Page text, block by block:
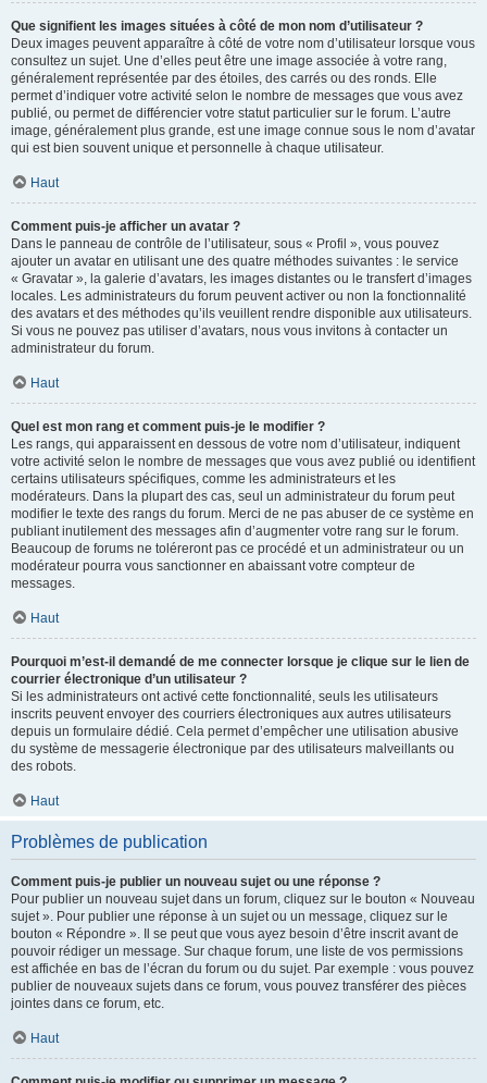
Que signifient les images situées à côté de mon nom d’utilisateur ?
Deux images peuvent apparaître à côté de votre nom d’utilisateur lorsque vous
consultez un sujet. Une d’elles peut être une image associée à votre rang,
généralement représentée par des étoiles, des carrés ou des ronds. Elle
permet d’indiquer votre activité selon le nombre de messages que vous avez
publié, ou permet de différencier votre statut particulier sur le forum. L’autre
image, généralement plus grande, est une image connue sous le nom d’avatar
qui est bien souvent unique et personnelle à chaque utilisateur.
Haut
Comment puis-je afficher un avatar ?
Dans le panneau de contrôle de l’utilisateur, sous « Profil », vous pouvez
ajouter un avatar en utilisant une des quatre méthodes suivantes : le service
« Gravatar », la galerie d’avatars, les images distantes ou le transfert d’images
locales. Les administrateurs du forum peuvent activer ou non la fonctionnalité
des avatars et des méthodes qu’ils veuillent rendre disponible aux utilisateurs.
Si vous ne pouvez pas utiliser d’avatars, nous vous invitons à contacter un
administrateur du forum.
Haut
Quel est mon rang et comment puis-je le modifier ?
Les rangs, qui apparaissent en dessous de votre nom d’utilisateur, indiquent
votre activité selon le nombre de messages que vous avez publié ou identifient
certains utilisateurs spécifiques, comme les administrateurs et les
modérateurs. Dans la plupart des cas, seul un administrateur du forum peut
modifier le texte des rangs du forum. Merci de ne pas abuser de ce système en
publiant inutilement des messages afin d’augmenter votre rang sur le forum.
Beaucoup de forums ne toléreront pas ce procédé et un administrateur ou un
modérateur pourra vous sanctionner en abaissant votre compteur de
messages.
Haut
Pourquoi m’est-il demandé de me connecter lorsque je clique sur le lien de
courrier électronique d’un utilisateur ?
Si les administrateurs ont activé cette fonctionnalité, seuls les utilisateurs
inscrits peuvent envoyer des courriers électroniques aux autres utilisateurs
depuis un formulaire dédié. Cela permet d’empêcher une utilisation abusive
du système de messagerie électronique par des utilisateurs malveillants ou
des robots.
Haut
Problèmes de publication
Comment puis-je publier un nouveau sujet ou une réponse ?
Pour publier un nouveau sujet dans un forum, cliquez sur le bouton « Nouveau
sujet ». Pour publier une réponse à un sujet ou un message, cliquez sur le
bouton « Répondre ». Il se peut que vous ayez besoin d’être inscrit avant de
pouvoir rédiger un message. Sur chaque forum, une liste de vos permissions
est affichée en bas de l’écran du forum ou du sujet. Par exemple : vous pouvez
publier de nouveaux sujets dans ce forum, vous pouvez transférer des pièces
jointes dans ce forum, etc.
Haut